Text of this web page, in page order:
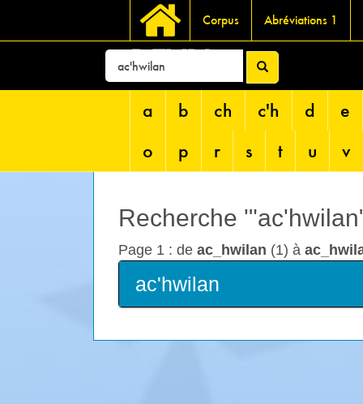
Corpus Abréviations 1
DEVRI
a b ch c'h d
e
o
p r s t u v
Recherche
Page 1 : de ac_hwilan (1) à
ac'hwilan